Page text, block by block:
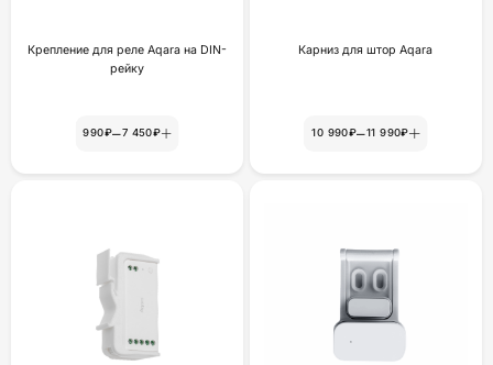
Крепление для реле Aqara на DIN-
рейку
990₽–7 450₽
Карниз для штор Aqara
10 990₽–11 990₽